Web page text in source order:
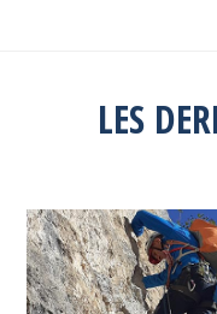
LES